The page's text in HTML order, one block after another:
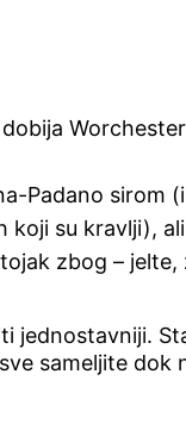
Padano sirom
su kravlji),
zbog –
jednostavniji.
sameljite dok